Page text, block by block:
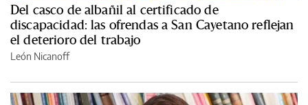
Del casco de albañil al certificado de
discapacidad: las ofrendas a San Cayetano reflejan
el deterioro del trabajo
León Nicanoff